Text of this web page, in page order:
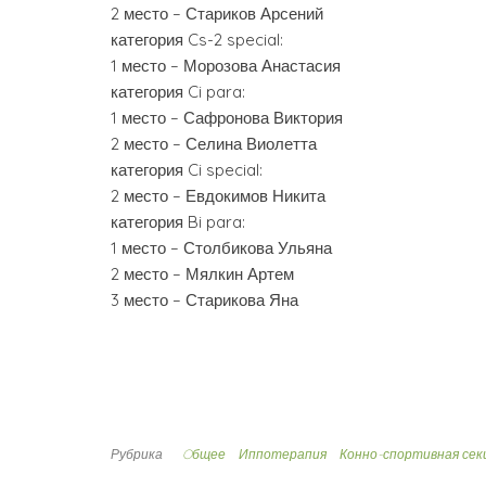
2 место – Стариков Арсений
категория Cs-2 special:
1 место – Морозова Анастасия
категория Ci para:
1 место – Сафронова Виктория
2 место – Селина Виолетта
категория Ci special:
2 место – Евдокимов Никита
категория Bi para:
1 место – Столбикова Ульяна
2 место – Мялкин Артем
3 место – Старикова Яна
Рубрика Oбщее Иппотерапия Конно-спортивная